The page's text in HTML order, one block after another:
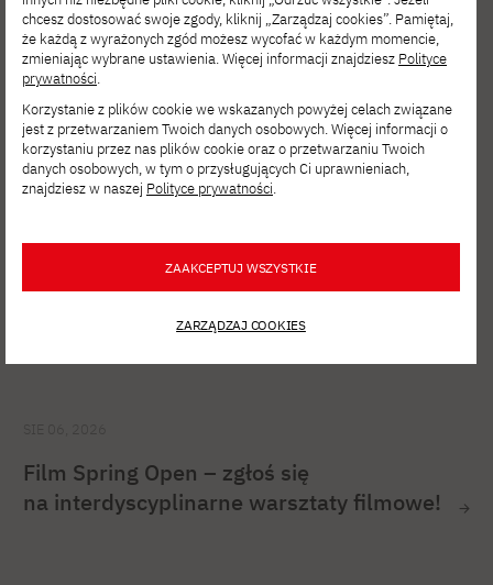
Zobacz inne
aktualności
Film Spring Open – zgłoś się
na interdyscyplinarne warsztaty filmowe!
chcesz dostosować swoje zgody, kliknij „Zarządzaj cookies”. Pamiętaj,
że każdą z wyrażonych zgód możesz wycofać w każdym momencie,
zmieniając wybrane ustawienia. Więcej informacji znajdziesz Polityce
prywatności.
Korzystanie z plików cookie we wskazanych powyżej celach związane
jest z przetwarzaniem Twoich danych osobowych. Więcej informacji o
korzystaniu przez nas plików cookie oraz o przetwarzaniu Twoich
danych osobowych, w tym o przysługujących Ci uprawnieniach,
znajdziesz w naszej Polityce prywatności.
ZAAKCEPTUJ WSZYSTKIE
ZARZĄDZAJ COOKIES